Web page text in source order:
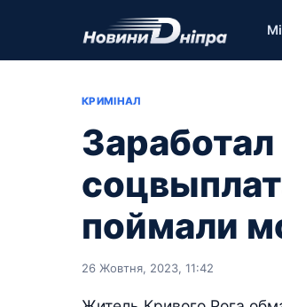
КРИМІНАЛ
поймали
26 Жовтня, 2023, 11:42